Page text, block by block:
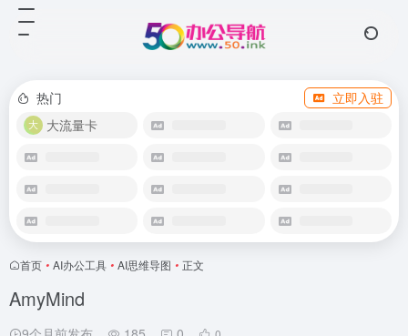
热门
立即入驻
大流量卡
首页 • AI办公工具 • AI思维导图 • 正文
AmyMind